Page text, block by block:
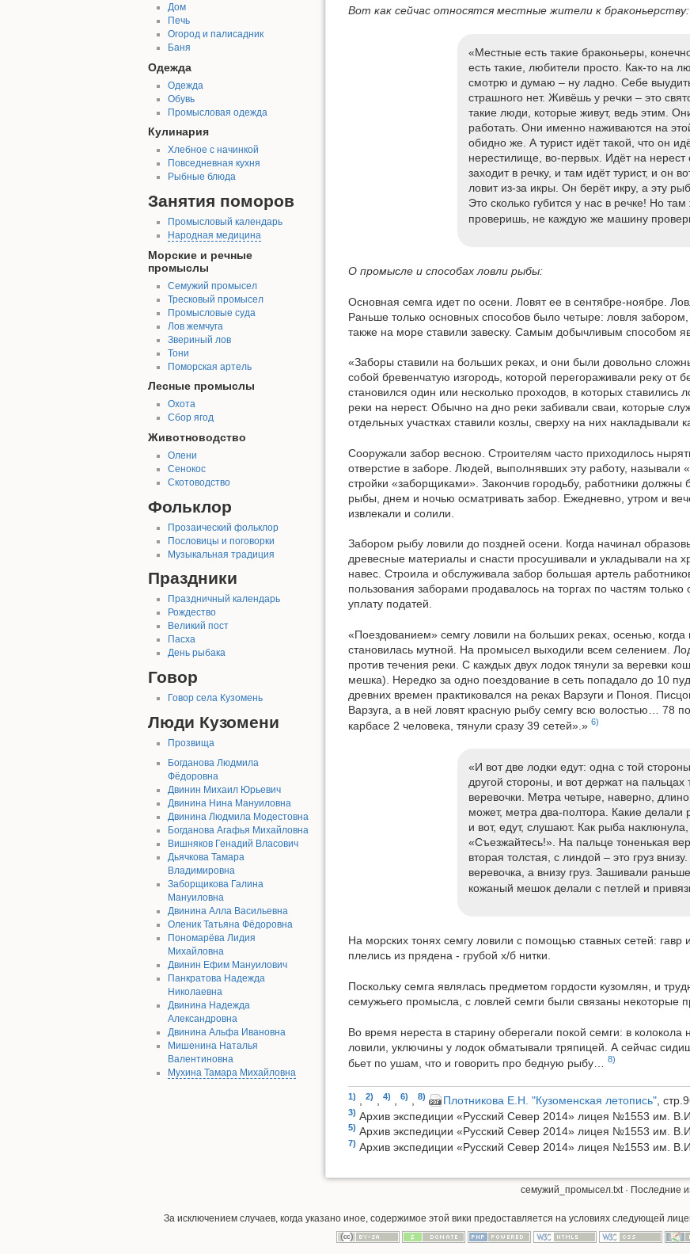
Дом
Печь
Огород и палисадник
Баня
Одежда
Одежда
Обувь
Промысловая одежда
Кулинария
Хлебное с начинкой
Повседневная кухня
Рыбные блюда
Занятия поморов
Промысловый календарь
Народная медицина
Морские и речные
промыслы
Семужий промысел
Тресковый промысел
Промысловые суда
Лов жемчуга
Звериный лов
Тони
Поморская артель
Лесные промыслы
Охота
Сбор ягод
Животноводство
Олени
Сенокос
Скотоводство
Фольклор
Прозаический фольклор
Пословицы и поговорки
Музыкальная традиция
Праздники
Праздничный календарь
Рождество
Великий пост
Пасха
День рыбака
Говор
Говор села Кузомень
Люди Кузомени
Прозвища
Богданова Людмила
Фёдоровна
Двинин Михаил Юрьевич
Двинина Нина Мануиловна
Двинина Людмила Модестовна
Богданова Агафья Михайловна
Вишняков Генадий Власович
Дьячкова Тамара
Владимировна
Заборщикова Галина
Мануиловна
Двинина Алла Васильевна
Оленик Татьяна Фёдоровна
Пономарёва Лидия
Михайловна
Двинин Ефим Мануилович
Панкратова Надежда
Николаевна
Двинина Надежда
Александровна
Двинина Альфа Ивановна
Мишенина Наталья
Валентиновна
Мухина Тамара Михайловна
Вот как сейчас относятся местные жители к браконьерству:
«Местные есть такие браконьеры,
есть такие, любители просто. Как-то на
смотрю и думаю – ну ладно. Себе
страшного нет. Живёшь у речки – это
такие люди, которые живут, ведь этим.
работать. Они именно наживаются на
обидно же. А турист идёт такой, что он
нерестилище, во-первых. Идёт на нерест
заходит в речку, и там идёт турист, и он
ловит из-за икры. Он берёт икру, а эту
Это сколько губится у нас в речке! Но
проверишь, не каждую же машину
О промысле и способах ловли рыбы:
Основная семга идет по осени. Ловят ее в сентябре-ноябре.
Раньше только основных способов было четыре: ловля
также на море ставили завеску. Самым добычливым способом
«Заборы ставили на больших реках, и они были довольно
собой бревенчатую изгородь, которой перегораживали реку от
становился один или несколько проходов, в которых
реки на нерест. Обычно на дно реки забивали сваи, которые
отдельных участках ставили козлы, сверху на них накладывали
Сооружали забор весною. Строителям часто приходилось
отверстие в заборе. Людей, выполнявших эту работу, называли
стройки «заборщиками». Закончив городьбу, работники должны
рыбы, днем и ночью осматривать забор. Ежедневно, утром и
извлекали и солили.
Забором рыбу ловили до поздней осени. Когда начинал
древесные материалы и снасти просушивали и укладывали на
навес. Строила и обслуживала забор большая артель
пользования заборами продавалось на торгах по частям
уплату податей.
«Поездованием» семгу ловили на больших реках, осенью, когда
становилась мутной. На промысел выходили всем селением.
против течения реки. С каждых двух лодок тянули за веревки
мешка). Нередко за одно поездование в сеть попадало до 10
древних времен практиковался на реках Варзуги и Поноя.
Варзуга, а в ней ловят красную рыбу семгу всю волостью… 78
карбасе 2 человека, тянули сразу 39 сетей».» 6)
«И вот две лодки едут: одна с той
другой стороны, и вот держат на пальцах
веревочки. Метра четыре, наверно,
может, метра два-полтора. Какие делали
и вот, едут, cлушают. Как рыба
«Съезжайтесь!». На пальце тоненькая
вторая толстая, с линдой – это груз
веревочка, а внизу груз. Зашивали
кожаный мешок делали с петлей и
На морских тонях семгу ловили с помощью ставных сетей: гавр
плелись из прядена - грубой х/б нитки.
Поскольку семга являлась предметом гордости кузомлян, и
семужьего промысла, с ловлей семги были связаны некоторые
Во время нереста в старину оберегали покой семги: в колокола
ловили, уключины у лодок обматывали тряпицей. А сейчас
бьет по ушам, что и говорить про бедную рыбу…
8)
1) 2) 4) 6) 8) Плотникова Е.Н. "Кузоменская летопись" ,
3) Архив экспедиции «Русский Север 2014» лицея №1553 им.
5) Архив экспедиции «Русский Север 2014» лицея №1553 им.
7) Архив экспедиции «Русский Север 2014» лицея №1553 им.
семужий_промысел.txt · Последние
За исключением случаев, когда указано иное, содержимое этой вики предоставляется на условиях следующей